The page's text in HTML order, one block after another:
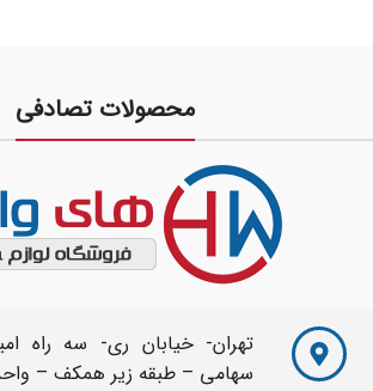
محصولات تصادفی
تهران- خیابان ری- سه راه
سهامی – طبقه زیر همکف – واحد